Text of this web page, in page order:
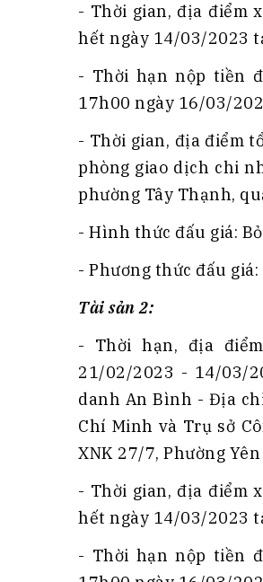
- Thời gian, địa điểm
hết ngày 14/03/2023
- Thời hạn nộp tiền
17h00 ngày 16/03/
- Thời gian, địa điểm
phòng giao dịch chi
phường Tây Thạnh,
- Hình thức đấu giá:
- Phương thức đấu
Tài sản 2:
- Thời hạn, địa
21/02/2023 - 14/03/
danh An Bình - Địa
Chí Minh và Trụ sở
XNK 27/7, Phường Yên
- Thời gian, địa điểm
hết ngày 14/03/2023
- Thời hạn nộp tiền